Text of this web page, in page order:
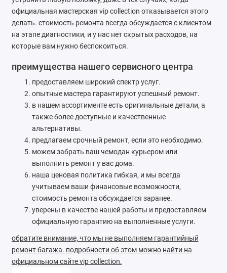
официальная мастерская vip collection отказывается этого
делать. стоимость ремонта всегда обсуждается с клиентом
на этапе диагностики, и у нас нет скрытых расходов, на
которые вам нужно беспокоиться.
преимущества нашего сервисного центра
предоставляем широкий спектр услуг.
опытные мастера гарантируют успешный ремонт.
в нашем ассортименте есть оригинальные детали, а
также более доступные и качественные
альтернативы.
предлагаем срочный ремонт, если это необходимо.
можем забрать ваш чемодан курьером или
выполнить ремонт у вас дома.
наша ценовая политика гибкая, и мы всегда
учитываем ваши финансовые возможности,
стоимость ремонта обсуждается заранее.
уверены в качестве нашей работы и предоставляем
официальную гарантию на выполненные услуги.
обратите внимание, что мы не выполняем гарантийный
ремонт багажа. подробности об этом можно найти на
официальном сайте vip collection.